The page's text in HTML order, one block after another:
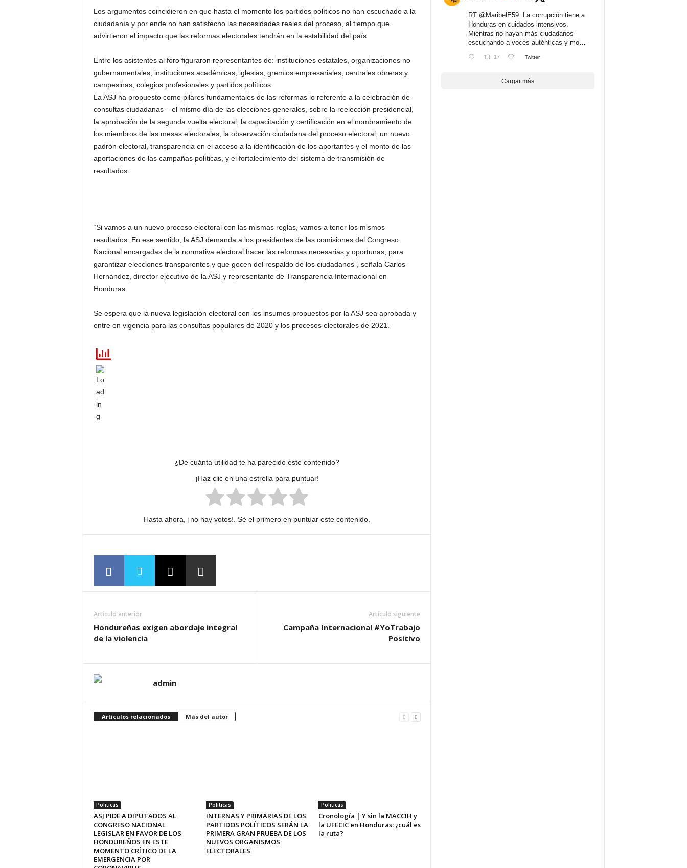
Los argumentos coincidieron en que hasta el momento los partidos políticos no han escuchado a la
ciudadanía y por ende no han satisfecho las necesidades reales del proceso, al tiempo que
advirtieron el impacto que las reformas electorales tendrán en la estabilidad del país.
Entre los asistentes al foro figuraron representantes de: instituciones estatales, organizaciones no
gubernamentales, instituciones académicas, iglesias, gremios empresariales, centrales obreras y
campesinas, colegios profesionales y partidos políticos.
La ASJ ha propuesto como pilares fundamentales de las reformas lo referente a la celebración de
consultas ciudadanas – el mismo día de las elecciones generales, sobre la reelección presidencial,
la aprobación de la segunda vuelta electoral, la capacitación y certificación en el nombramiento de
los miembros de las mesas electorales, la observación ciudadana del proceso electoral, un nuevo
padrón electoral, transparencia en el acceso a la identificación de los aportantes y el monto de las
aportaciones de las campañas políticas, y el fortalecimiento del sistema de transmisión de
resultados.
“Si vamos a un nuevo proceso electoral con las mismas reglas, vamos a tener los mismos
resultados. En ese sentido, la ASJ demanda a los presidentes de las comisiones del Congreso
Nacional encargadas de la normativa electoral hacer las reformas necesarias y oportunas, para
garantizar elecciones transparentes y que gocen del respaldo de los ciudadanos”, señala Carlos
Hernández, director ejecutivo de la ASJ y representante de Transparencia Internacional en
Honduras.
Se espera que la nueva legislación electoral con los insumos propuestos por la ASJ sea aprobada y
entre en vigencia para las consultas populares de 2020 y los procesos electorales de 2021.
¿De cuánta utilidad te ha parecido este contenido?
¡Haz clic en una estrella para puntuar!
Hasta ahora, ¡no hay votos!. Sé el primero en puntuar este contenido.
Artículo anterior
Hondureñas exigen abordaje integral
de la violencia
Artículo siguiente
Campaña Internacional #YoTrabajo
Positivo
admin
Artículos relacionados Más del autor
Politicas
ASJ PIDE A DIPUTADOS AL
CONGRESO NACIONAL
LEGISLAR EN FAVOR DE LOS
HONDUREÑOS EN ESTE
MOMENTO CRÍTICO DE LA
EMERGENCIA POR
Politicas
INTERNAS Y PRIMARIAS DE LOS
PARTIDOS POLÍTICOS SERÁN LA
PRIMERA GRAN PRUEBA DE LOS
NUEVOS ORGANISMOS
ELECTORALES
Politicas
Cronología | Y sin la MACCIH y
la UFECIC en Honduras: ¿cuál es
la ruta?
RT @MaribelE59: La corrupción tiene a
Honduras en cuidados intensivos.
Mientras no hayan más ciudadanos
escuchando a voces auténticas y mo…
17 Twitter
Cargar más